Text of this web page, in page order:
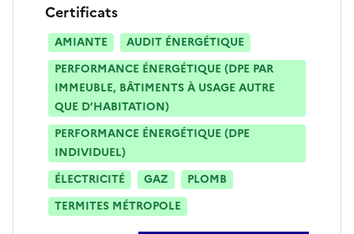
Certificats
AMIANTE
AUDIT ÉNERGÉTIQUE
PERFORMANCE ÉNERGÉTIQUE (DPE PAR
IMMEUBLE, BÂTIMENTS À USAGE AUTRE
QUE D’HABITATION)
PERFORMANCE ÉNERGÉTIQUE (DPE
INDIVIDUEL)
ÉLECTRICITÉ
GAZ
PLOMB
TERMITES MÉTROPOLE